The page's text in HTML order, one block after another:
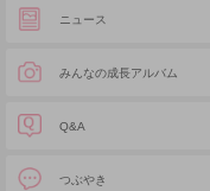
ニュース
みんなの成長アルバム
Q&A
つぶやき